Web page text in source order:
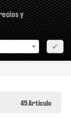
y
✔
45 Articulo